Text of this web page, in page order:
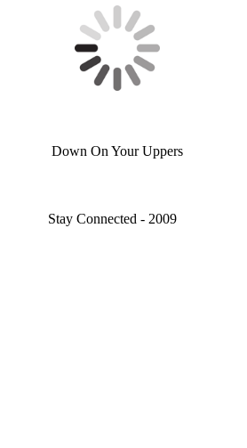
Down On Your Uppers
Stay Connected - 2009